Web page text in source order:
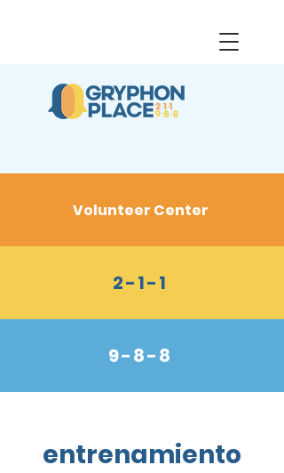
Volunteer Center
2-1-1
9-8-8
entrenamiento